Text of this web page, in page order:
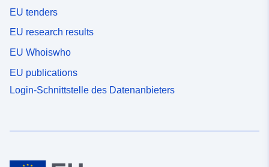
EU tenders
EU research results
EU Whoiswho
EU publications
Login-Schnittstelle des Datenanbieters